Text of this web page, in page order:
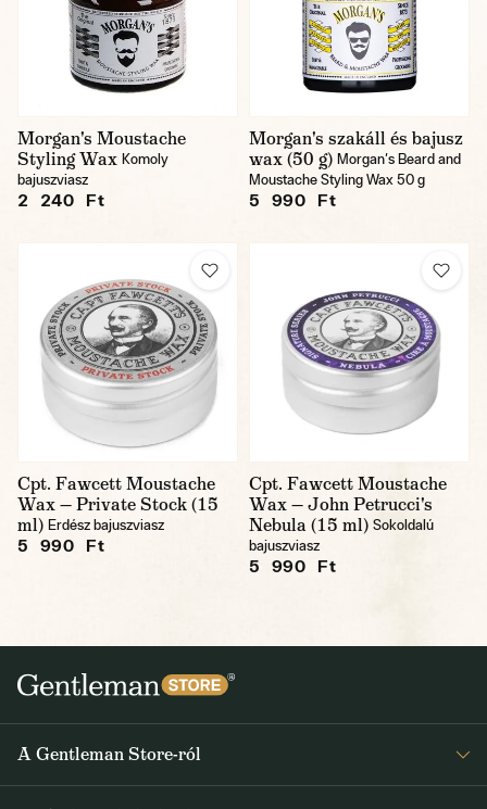
Morgan's Moustache
Styling Wax Komoly
bajuszviasz
2 240 Ft
Morgan's szakáll és bajusz
wax (50 g) Morgan's Beard and
Moustache Styling Wax 50 g
5 990 Ft
Cpt. Fawcett Moustache
Wax — Private Stock (15
ml) Erdész bajuszviasz
5 990 Ft
Cpt. Fawcett Moustache
Wax — John Petrucci's
Nebula (15 ml) Sokoldalú
bajuszviasz
5 990 Ft
A Gentleman Store-ról